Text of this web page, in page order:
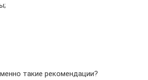
такие рекомендации?